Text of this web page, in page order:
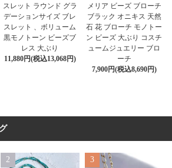
スレット ラウンド グラ
デーションサイズ ブレ
スレット 、ボリューム
黒モノトーン ビーズブ
レス 大ぶり
11,880円(税込13,068円)
メリア ビーズ ブローチ
ブラック オニキス 天然
石 花 ブローチ モノトー
ン ビーズ 大ぶり コスチ
ュームジュエリー ブロ
ーチ
7,900円(税込8,690円)
2 3